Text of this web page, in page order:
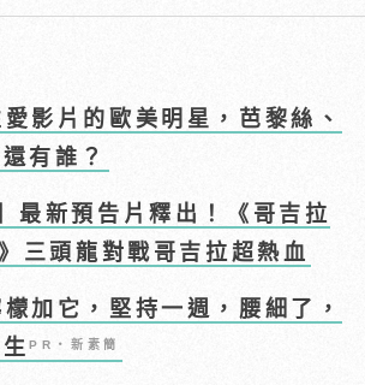
影片的歐美明星，芭黎絲、
有誰？
最新預告片釋出！《哥吉拉
三頭龍對戰哥吉拉超熱血
加它，堅持一週，腰細了，
PR・新素簡